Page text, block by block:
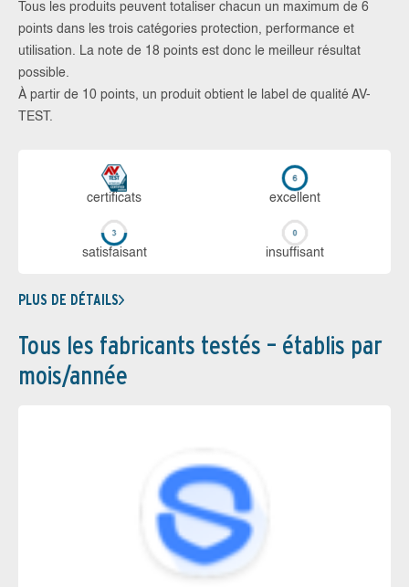
Tous les produits peuvent totaliser chacun un maximum de 6
points dans les trois catégories protection, performance et
utilisation. La note de 18 points est donc le meilleur résultat
possible.
À partir de 10 points, un produit obtient le label de qualité AV-
TEST.
certi­ficats ex­cellent
sa­tis­fai­sant in­suf­fi­sant
PLUS DE DÉTAILS
Tous les fabricants testés – établis par
mois/année